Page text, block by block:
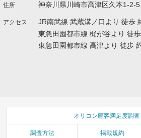
神奈川県川崎市高津区久本1-2-
JR南武線 武蔵溝ノ口より 徒歩
東急田園都市線 梶が谷より 徒
東急田園都市線 高津より 徒歩
オリコン顧客満足度調査
調査方法 掲載規約